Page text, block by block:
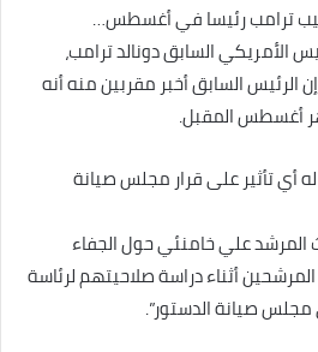
ترامب رئيسا في أغسطس…
الأمريكي السابق دونالد ترامب،
إن الرئيس السابق أخبر مقربين منه أنه
أغسطس المقبل.
أي تأثير على قرار مجلس صيانة
المرشد علي خامنئي حول الجفاء
أثناء دراسة صلاحيتهم لرئاسة
صيانة الدستور”.